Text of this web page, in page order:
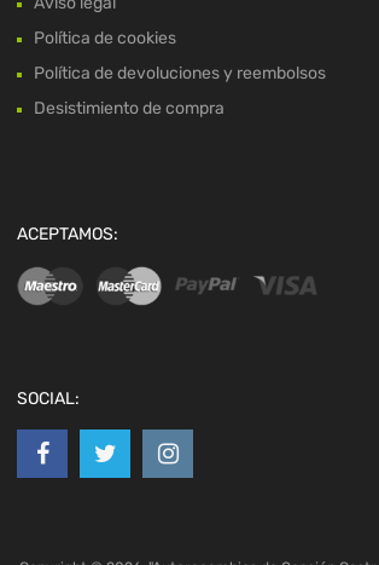
Política de cookies
Política de devoluciones y reembolsos
Desistimiento de compra
ACEPTAMOS:
SOCIAL: